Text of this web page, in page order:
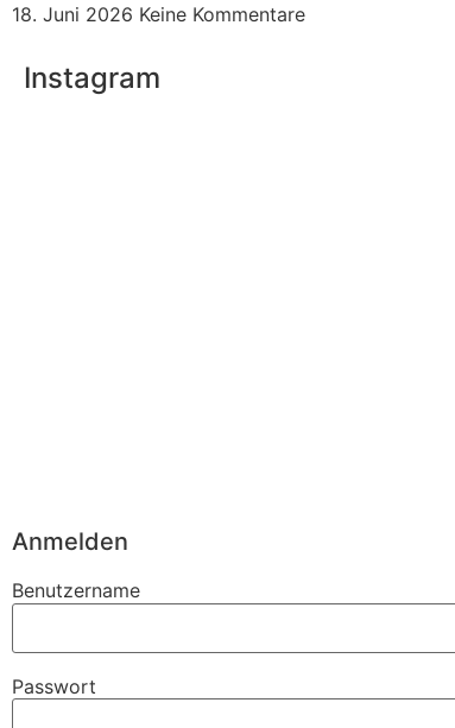
18. Juni 2026 Keine Kommentare
Instagram
Anmelden
Benutzername
Passwort